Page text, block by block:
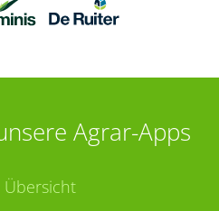
Agrar-Apps
Übersicht